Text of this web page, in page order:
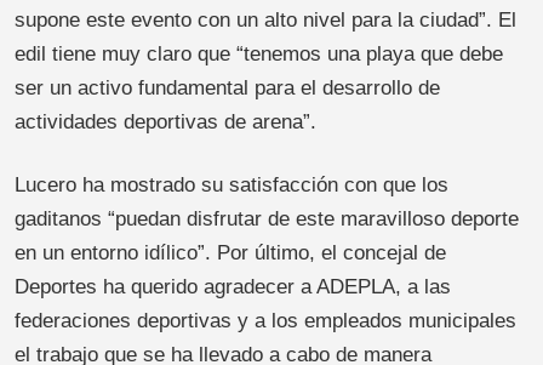
supone este evento con un alto nivel para la ciudad”. El
edil tiene muy claro que “tenemos una playa que debe
ser un activo fundamental para el desarrollo de
actividades deportivas de arena”.
Lucero ha mostrado su satisfacción con que los
gaditanos “puedan disfrutar de este maravilloso deporte
en un entorno idílico”. Por último, el concejal de
Deportes ha querido agradecer a ADEPLA, a las
federaciones deportivas y a los empleados municipales
el trabajo que se ha llevado a cabo de manera